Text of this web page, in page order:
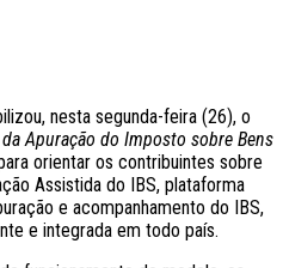
nesta segunda-feira (26), o
Apuração do Imposto sobre Bens
orientar os contribuintes sobre
Assistida do IBS, plataforma
e acompanhamento do IBS,
e integrada em todo país.